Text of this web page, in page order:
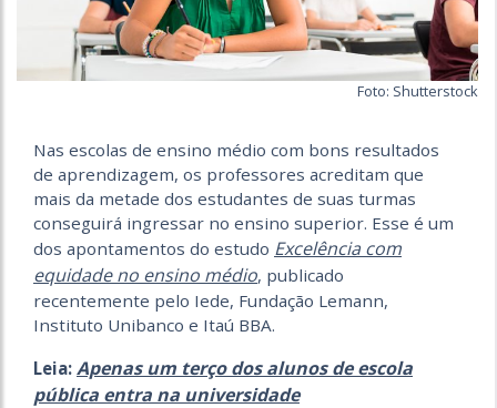
Foto: Shutterstock
Nas escolas de ensino médio com bons resultados
de aprendizagem, os professores acreditam que
mais da metade dos estudantes de suas turmas
conseguirá ingressar no ensino superior. Esse é um
dos apontamentos do estudo Excelência com
equidade no ensino médio, publicado
recentemente pelo Iede, Fundação Lemann,
Instituto Unibanco e Itaú BBA.
Leia: Apenas um terço dos alunos de escola
pública entra na universidade